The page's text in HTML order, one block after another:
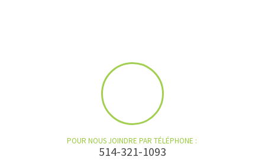
POUR NOUS JOINDRE PAR TÉLÉPHONE :
514-321-1093